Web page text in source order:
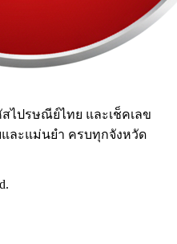
ไปรษณีย์ไทย และเช็คเลข
ละแม่นยำ ครบทุกจังหวัด